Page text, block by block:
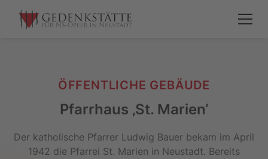
ÖFFENTLICHE GEBÄUDE
Pfarrhaus ‚St. Marien‘
Der katholische Pfarrer Ludwig Bauer bekam im April
1942 die Pfarrei St. Marien in Neustadt. Bereits